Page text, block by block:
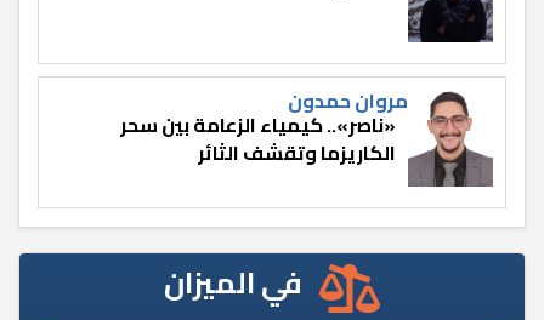
مروان حمدون
«ناصر».. كيمياء الزعامة بين سحر
الكاريزما وتقشف الثائر
في الميزان